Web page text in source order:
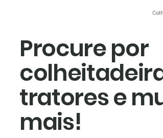
Procure por
tratores e
mais!